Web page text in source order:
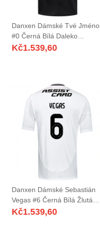
Danxen Dámské Tvé Jméno
#0 Černá Bílá Daleko
Hráčské Dresy 2025/26 Dres
Kč1.539,60
Danxen Dámské Sebastián
Vegas #6 Černá Bílá Žlutá
Domů Hráčské Dresy
Kč1.539,60